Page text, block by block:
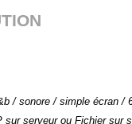
/ sonore / simple écran /
sur serveur ou Fichier sur